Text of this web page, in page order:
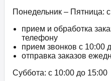
Понедельник – Пятница:
прием и обработка
телефону
прием звонков c 10:00
отправка заказов
Суббота: с 10:00 до 15:00